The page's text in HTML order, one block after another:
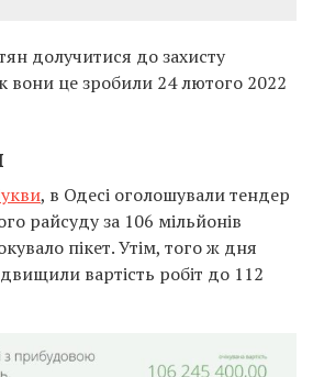
долучитися до захисту
вони це зробили 24 лютого 2022
, в Одесі оголошували тендер
райсуду за 106 мільйонів
пікет. Утім, того ж дня
вартість робіт до 112